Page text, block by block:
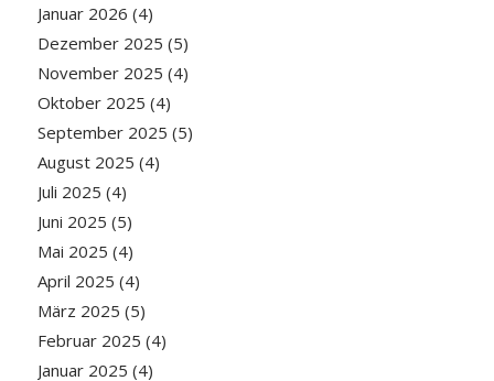
Januar 2026 (4)
Dezember 2025 (5)
November 2025 (4)
Oktober 2025 (4)
September 2025 (5)
August 2025 (4)
Juli 2025 (4)
Juni 2025 (5)
Mai 2025 (4)
April 2025 (4)
März 2025 (5)
Februar 2025 (4)
Januar 2025 (4)